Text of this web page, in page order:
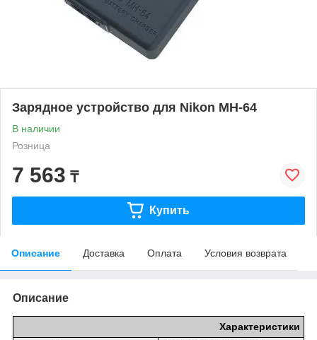
Зарядное устройство для Nikon MH-64
В наличии
Розница
7 563 ₸
Купить
Описание Доставка Оплата Условия возврата
Описание
Характеристики